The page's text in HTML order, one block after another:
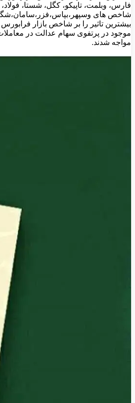
فارس، وبلمت، تاپیکو، کگل، شستا،
شاخص های
بیشترین تاثیر را بر شاخص بازار
موجود در پرتفوی سهام عدالت در
مواجه شدند.